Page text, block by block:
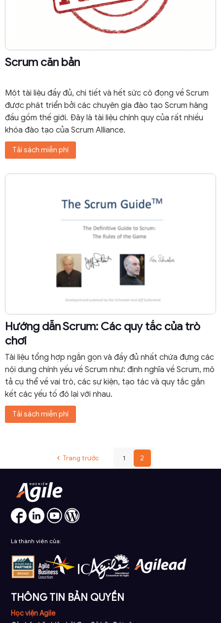
Scrum căn bản
Một tài liệu đầy đủ, chi tiết và hết sức cô đọng về Scrum
được phát triển bởi các chuyên gia đào tạo Scrum hàng
đầu gồm thế giới. Đây là tài liệu chính quy của rất nhiều
khóa đào tạo của Scrum Alliance.
Tải sách miễn phí
Hướng dẫn Scrum: Các quy tắc của trò
chơi
Tài liệu tổng hợp ngắn gọn và đầy đủ nhất chứa đựng các
nội dung chính yếu về Scrum như: định nghĩa về Scrum, mô
tả cụ thể về vai trò, các sự kiện, tạo tác và quy tắc gắn
kết các yếu tố đó lại với nhau.
Tải sách miễn phí
Trang trước 1 2
Là thành viên của:
THÔNG TIN BẢN QUYỀN
Học viện Agile